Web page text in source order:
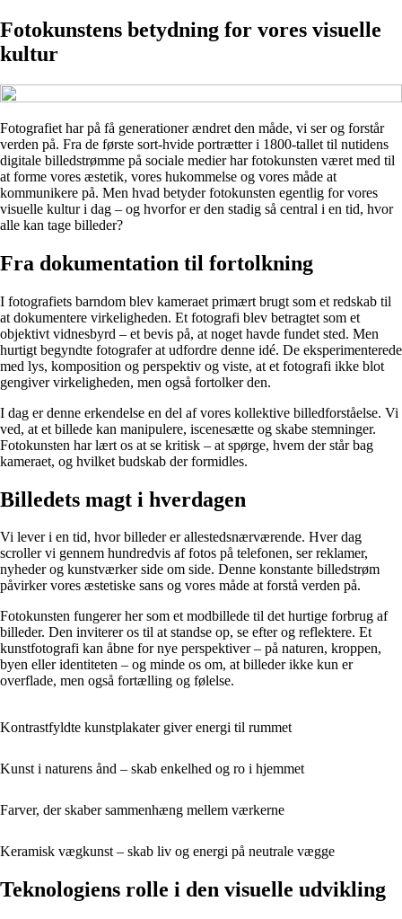
Fotokunstens betydning for vores visuelle
kultur
Fotografiet har på få generationer ændret den måde, vi ser og forstår
verden på. Fra de første sort-hvide portrætter i 1800-tallet til nutidens
digitale billedstrømme på sociale medier har fotokunsten været med til
at forme vores æstetik, vores hukommelse og vores måde at
kommunikere på. Men hvad betyder fotokunsten egentlig for vores
visuelle kultur i dag – og hvorfor er den stadig så central i en tid, hvor
alle kan tage billeder?
Fra dokumentation til fortolkning
I fotografiets barndom blev kameraet primært brugt som et redskab til
at dokumentere virkeligheden. Et fotografi blev betragtet som et
objektivt vidnesbyrd – et bevis på, at noget havde fundet sted. Men
hurtigt begyndte fotografer at udfordre denne idé. De eksperimenterede
med lys, komposition og perspektiv og viste, at et fotografi ikke blot
gengiver virkeligheden, men også fortolker den.
I dag er denne erkendelse en del af vores kollektive billedforståelse. Vi
ved, at et billede kan manipulere, iscenesætte og skabe stemninger.
Fotokunsten har lært os at se kritisk – at spørge, hvem der står bag
kameraet, og hvilket budskab der formidles.
Billedets magt i hverdagen
Vi lever i en tid, hvor billeder er allestedsnærværende. Hver dag
scroller vi gennem hundredvis af fotos på telefonen, ser reklamer,
nyheder og kunstværker side om side. Denne konstante billedstrøm
påvirker vores æstetiske sans og vores måde at forstå verden på.
Fotokunsten fungerer her som et modbillede til det hurtige forbrug af
billeder. Den inviterer os til at standse op, se efter og reflektere. Et
kunstfotografi kan åbne for nye perspektiver – på naturen, kroppen,
byen eller identiteten – og minde os om, at billeder ikke kun er
overflade, men også fortælling og følelse.
Kontrastfyldte kunstplakater giver energi til rummet
Kunst i naturens ånd – skab enkelhed og ro i hjemmet
Farver, der skaber sammenhæng mellem værkerne
Keramisk vægkunst – skab liv og energi på neutrale vægge
Teknologiens rolle i den visuelle udvikling